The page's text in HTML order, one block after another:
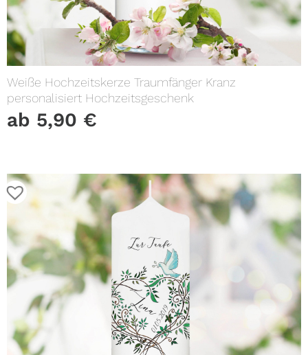
Weiße Hochzeitskerze Traumfänger Kranz
personalisiert Hochzeitsgeschenk
ab 5,90 €